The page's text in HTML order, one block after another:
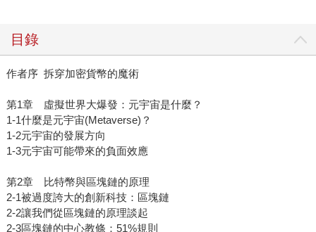
目錄
作者序 拆穿加密貨幣的魔術
第1章 虛擬世界大爆發：元宇宙是什麼？
1-1什麼是元宇宙(Metaverse)？
1-2元宇宙的發展方向
1-3元宇宙可能帶來的負面效應
第2章 比特幣與區塊鏈的原理
2-1被過度誇大的創新科技：區塊鏈
2-2讓我們從區塊鏈的原理談起
2-3區塊鏈的中心教條：51%規則